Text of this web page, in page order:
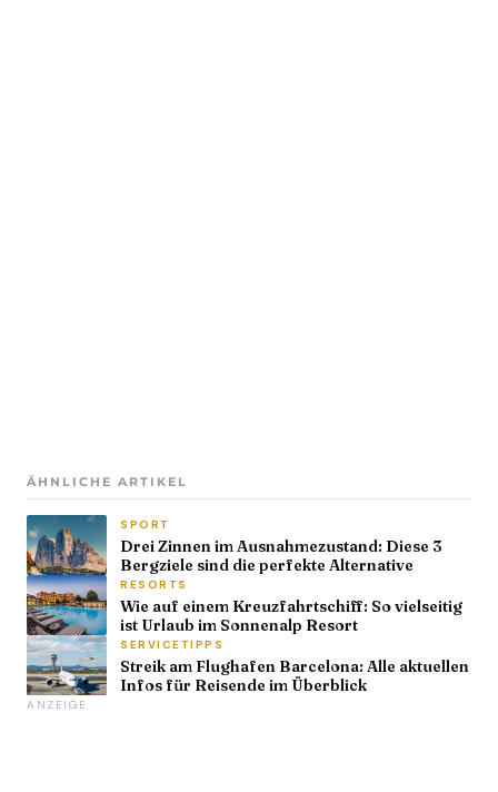
ÄHNLICHE ARTIKEL
SPORT
Drei Zinnen im Ausnahmezustand: Diese 3
Bergziele sind die perfekte Alternative
RESORTS
Wie auf einem Kreuzfahrtschiff: So vielseitig
ist Urlaub im Sonnenalp Resort
SERVICETIPPS
Streik am Flughafen Barcelona: Alle aktuellen
Infos für Reisende im Überblick
ANZEIGE